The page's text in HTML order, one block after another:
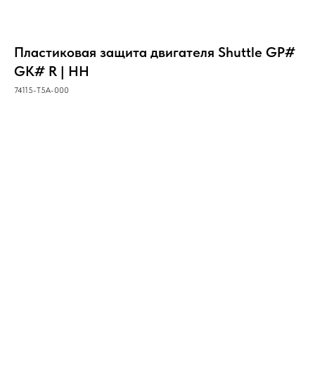
Пластиковая защита двигателя Shuttle GP#
GK# R | HH
74115-T5A-000